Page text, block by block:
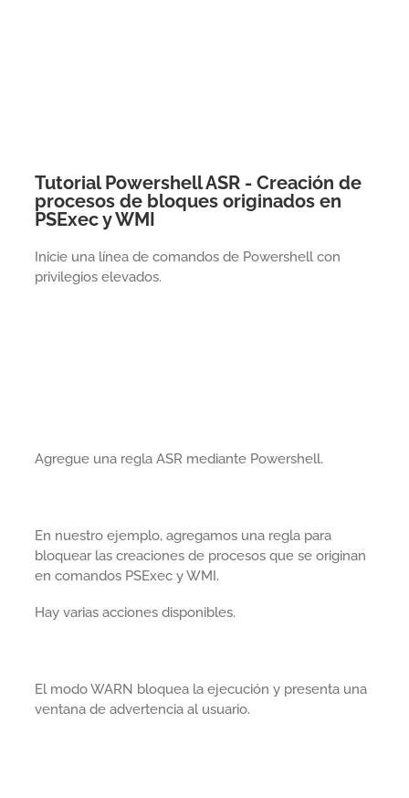
Tutorial Powershell ASR - Creación de
procesos de bloques originados en
PSExec y WMI
Inicie una línea de comandos de Powershell con
privilegios elevados.
Agregue una regla ASR mediante Powershell.
En nuestro ejemplo, agregamos una regla para
bloquear las creaciones de procesos que se originan
en comandos PSExec y WMI.
Hay varias acciones disponibles.
El modo WARN bloquea la ejecución y presenta una
ventana de advertencia al usuario.